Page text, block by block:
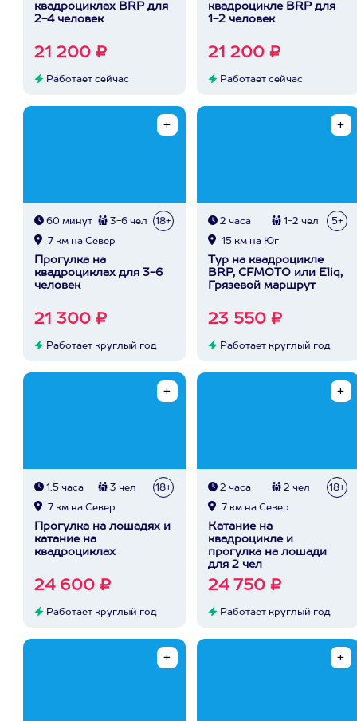
квадроциклах BRP для
2-4 человек
21 200 ₽
Работает сейчас
квадроцикле BRP для
1-2 человек
21 200 ₽
Работает сейчас
60 минут 3-6 чел 18+
7 км на Север
Прогулка на
квадроциклах для 3-6
человек
21 300 ₽
Работает круглый год
2 часа 1-2 чел 5+
15 км на Юг
Тур на квадроцикле
BRP, CFMOTO или Eliq,
Грязевой маршрут
23 550 ₽
Работает круглый год
1,5 часа 3 чел 18+
7 км на Север
Прогулка на лошадях и
катание на
квадроциклах
24 600 ₽
Работает круглый год
2 часа 2 чел 18+
7 км на Север
Катание на
квадроцикле и
прогулка на лошади
для 2 чел
24 750 ₽
Работает круглый год